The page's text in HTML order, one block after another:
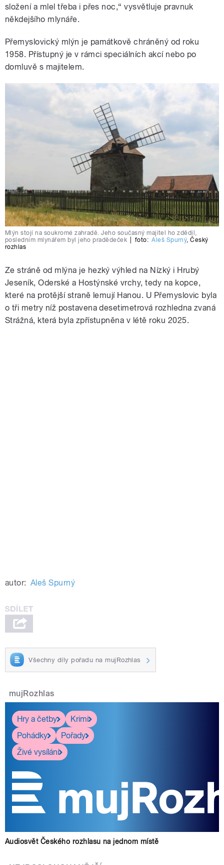
složení a mlel třeba i přes noc,“ vysvětluje pravnuk
někdejšího mlynáře.
Přemyslovický mlýn je památkově chráněný od roku
1958. Přístupný je v rámci speciálních akcí nebo po
domluvě s majitelem.
Mlýn stojí na soukromé zahradě. Jeho současný majitel ho zdědil,
posledním mlynářem byl jeho pradědeček
foto: Aleš Spurný,Český
rozhlas
Ze stráně od mlýna je hezký výhled na Nízký i Hrubý
Jeseník, Oderské a Hostýnské vrchy, tedy na kopce,
které na protější straně lemují Hanou. U Přemyslovic byla
o tři metry níž postavena desetimetrová rozhledna zvaná
Strážná, která byla zpřístupněna v létě roku 2025.
autor: Aleš Spurný
Všechny díly pořadu na mujRozhlas
mujRozhlas
Hry a četby
Krimi
Pohádky
Pořady
Živé vysílání
Audiosvět Českého rozhlasu na jednom místě